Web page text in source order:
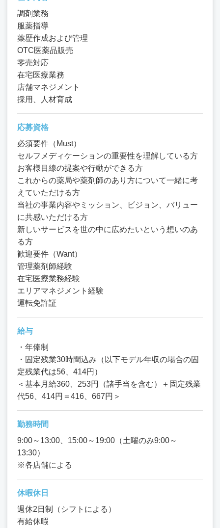
調剤業務
服薬指導
薬歴作成および管理
OTC医薬品販売
零売対応
在宅医療業務
店舗マネジメント
採用、人材育成
応募資格
必須要件（Must）
セルフメディケーションの重要性を理解している方
お客様目線の提案や行動ができる方
これからの薬局や薬剤師のあり方について一緒に考
えていただける方
当社の事業内容やミッション、ビジョン、バリュー
に共感いただける方
新しいサービスを世の中に広めたいという想いのあ
る方
歓迎要件（Want）
管理薬剤師経験
在宅医療業務経験
エリアマネジメント経験
運転免許証
給与
・年俸制
・固定残業30時間込み（以下モデル年収の場合の固
定残業代は56、414円）
＜基本月給360、253円（諸手当を含む）＋固定残業
代56、414円＝416、667円＞
勤務時間
9:00～13:00、15:00～19:00（土曜のみ9:00～
13:30）
※各店舗による
休暇休日
週休2日制（シフトによる）
有給休暇